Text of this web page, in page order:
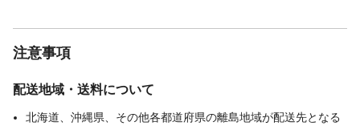
注意事項
配送地域・送料について
北海道、沖縄県、その他各都道府県の離島地域が配送先となる